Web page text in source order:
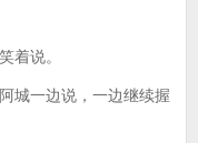
着说。
城一边说，一边继续握